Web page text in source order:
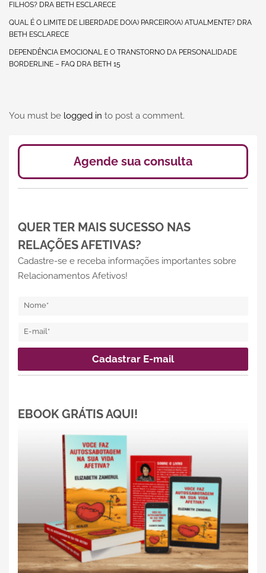
FILHOS? DRA BETH ESCLARECE
QUAL É O LIMITE DE LIBERDADE DO(A) PARCEIRO(A) ATUALMENTE? DRA
BETH ESCLARECE
DEPENDÊNCIA EMOCIONAL E O TRANSTORNO DA PERSONALIDADE
BORDERLINE – FAQ DRA BETH 15
You must be logged in to post a comment.
Agende sua consulta
QUER TER MAIS SUCESSO NAS
RELAÇÕES AFETIVAS?
Cadastre-se e receba informações importantes sobre
Relacionamentos Afetivos!
EBOOK GRÁTIS AQUI!